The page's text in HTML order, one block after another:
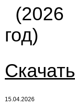
(2026
год)
Скачать
15.04.2026